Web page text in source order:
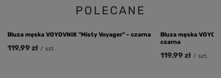
POLECANE
Bluza męska
czarna
119,99 zł / szt.